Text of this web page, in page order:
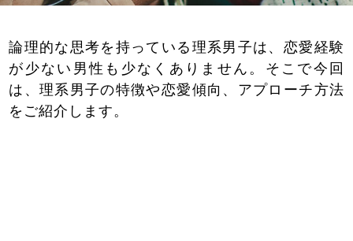
論理的な思考を持っている理系男子は、恋愛経験
が少ない男性も少なくありません。そこで今回
は、理系男子の特徴や恋愛傾向、アプローチ方法
をご紹介します。